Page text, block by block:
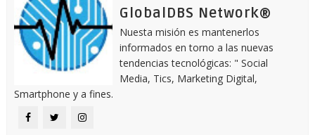
GlobalDBS Network®
Nuesta misión es mantenerlos
informados en torno a las nuevas
tendencias tecnológicas: " Social
Media, Tics, Marketing Digital,
Smartphone y a fines.